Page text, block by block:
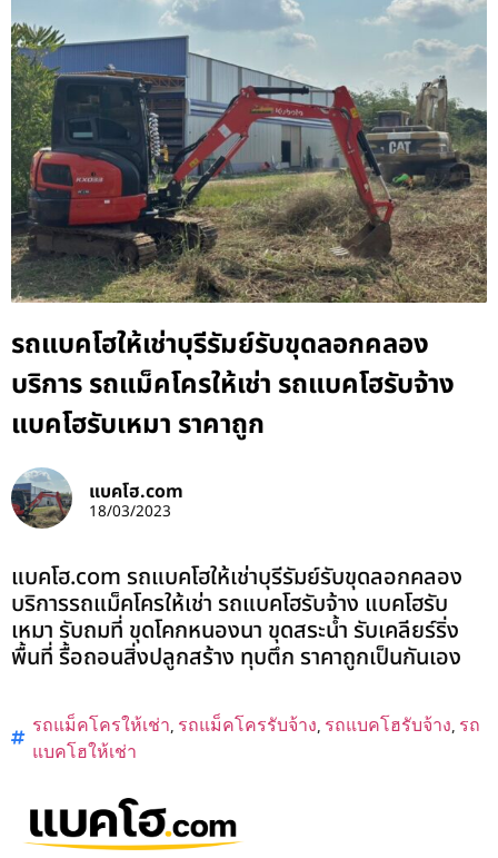
รถแบคโฮให้เช่าบุรีรัมย์รับขุดลอกคลอง
บริการ รถแม็คโครให้เช่า รถแบคโฮรับจ้าง
แบคโฮรับเหมา ราคาถูก
แบคโฮ.com
18/03/2023
แบคโฮ.com รถแบคโฮให้เช่าบุรีรัมย์รับขุดลอกคลอง
บริการรถแม็คโครให้เช่า รถแบคโฮรับจ้าง แบคโฮรับ
เหมา รับถมที่ ขุดโคกหนองนา ขุดสระน้ำ รับเคลียร์ริ่ง
พื้นที่ รื้อถอนสิ่งปลูกสร้าง ทุบตึก ราคาถูกเป็นกันเอง
รถแม็คโครให้เช่า, รถแม็คโครรับจ้าง, รถแบคโฮรับจ้าง, รถ
แบคโฮให้เช่า